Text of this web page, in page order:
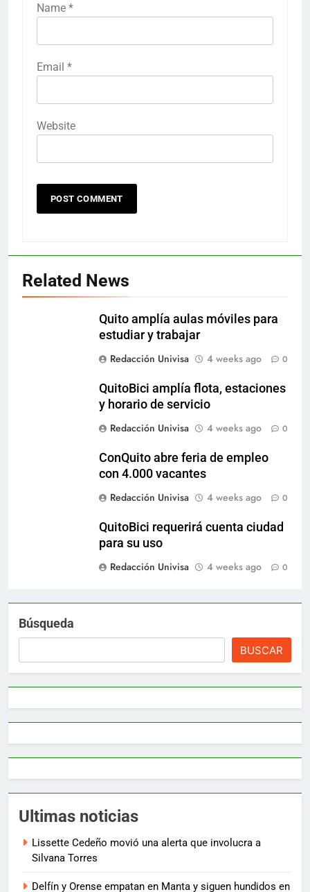
Name *
Email *
Website
Related News
Quito amplía aulas móviles para
estudiar y trabajar
Redacción Univisa
4 weeks ago 0
QuitoBici amplía flota, estaciones
y horario de servicio
Redacción Univisa
4 weeks ago 0
ConQuito abre feria de empleo
con 4.000 vacantes
Redacción Univisa
4 weeks ago 0
QuitoBici requerirá cuenta ciudad
para su uso
Redacción Univisa
4 weeks ago 0
Búsqueda
BUSCAR
Ultimas noticias
Lissette Cedeño movió una alerta que involucra a
Silvana Torres
Delfín y Orense empatan en Manta y siguen hundidos en